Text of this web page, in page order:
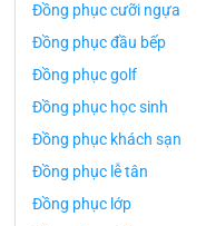
Đồng phục cưỡi ngựa
Đồng phục đầu bếp
Đồng phục golf
Đồng phục học sinh
Đồng phục khách sạn
Đồng phục lễ tân
Đồng phục lớp